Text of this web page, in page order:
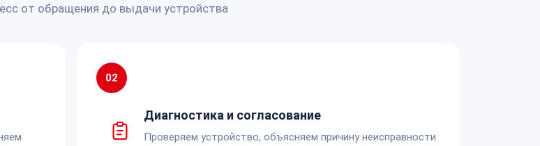
от обращения до выдачи устройства
02
Диагностика и согласование
Проверяем устройство, объясняем причину неисправности